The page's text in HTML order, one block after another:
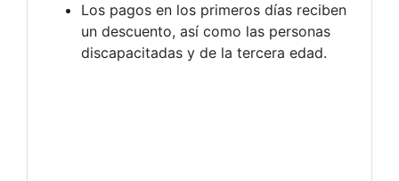
Los pagos en los primeros días reciben
un descuento, así como las personas
discapacitadas y de la tercera edad.